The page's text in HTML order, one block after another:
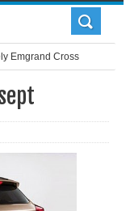
Emgrand Cross